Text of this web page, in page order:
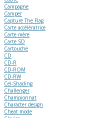
Campagne
Camper
Capture The Flag
Carte accélératrice
Carte mère
Carte SD
Cartouche
CD
CD-R
CD-ROM
CD-RW
Cel-Shading
Challenger
Championnat
Character design
Cheat mode